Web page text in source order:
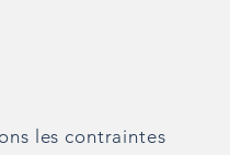
les contraintes